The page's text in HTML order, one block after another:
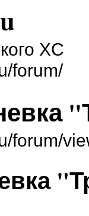
XC
forum/
forum/